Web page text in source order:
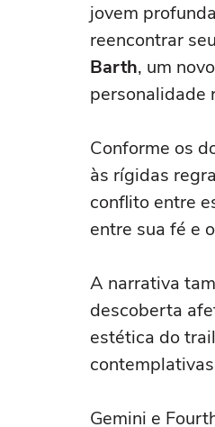
jovem
reencontrar
Barth, um
personalidade
Conforme os
às rígidas
conflito entre
entre sua fé e
A narrativa
descoberta
estética do
Gemini e